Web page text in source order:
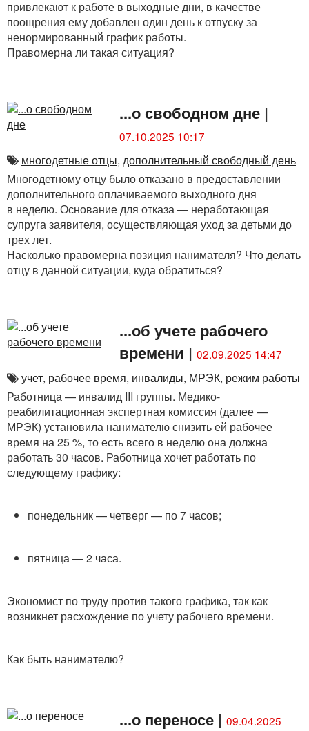
привлекают к работе в выходные дни, в качестве
поощрения ему добавлен один день к отпуску за
ненормированный график работы.
Правомерна ли такая ситуация?
...о свободном дне|
07.10.2025 10:17
многодетные отцы, дополнительный свободный день
Многодетному отцу было отказано в предоставлении
дополнительного оплачиваемого выходного дня
в неделю. Основание для отказа — неработающая
супруга заявителя, осуществляющая уход за детьми до
трех лет.
Насколько правомерна позиция нанимателя? Что делать
отцу в данной ситуации, куда обратиться?
...об учете рабочего
времени | 02.09.2025 14:47
учет, рабочее время, инвалиды, МРЭК, режим работы
Работница — инвалид III группы. Медико-
реабилитационная экспертная комиссия (далее —
МРЭК) установила нанимателю снизить ей рабочее
время на 25 %, то есть всего в неделю она должна
работать 30 часов. Работница хочет работать по
следующему графику:
понедельник — четверг — по 7 часов;
пятница — 2 часа.
Экономист по труду против такого графика, так как
возникнет расхождение по учету рабочего времени.
Как быть нанимателю?
...о переносе| 09.04.2025